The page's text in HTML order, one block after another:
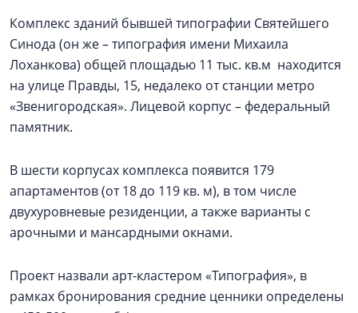
Комплекс зданий бывшей типографии Святейшего
Синода (он же – типография имени Михаила
Лоханкова) общей площадью 11 тыс. кв.м находится
на улице Правды, 15, недалеко от станции метро
«Звенигородская». Лицевой корпус – федеральный
памятник.
В шести корпусах комплекса появится 179
апартаментов (от 18 до 119 кв. м), в том числе
двухуровневые резиденции, а также варианты с
арочными и мансардными окнами.
Проект назвали арт-кластером «Типография», в
рамках бронирования средние ценники определены